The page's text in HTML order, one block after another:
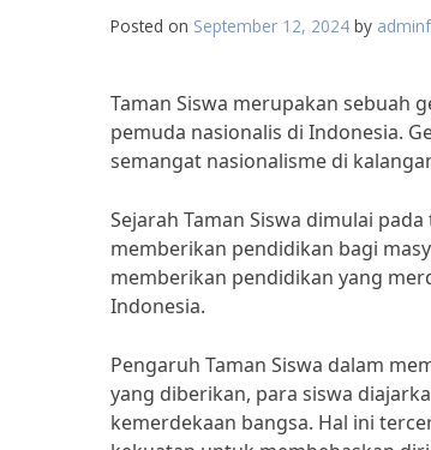
Posted on September 12, 2024 by
Taman Siswa merupakan sebuah
pemuda nasionalis di Indonesia.
semangat nasionalisme di
Sejarah Taman Siswa dimulai
memberikan pendidikan bagi
memberikan pendidikan yang
Indonesia.
Pengaruh Taman Siswa dalam
yang diberikan, para siswa
kemerdekaan bangsa. Hal ini